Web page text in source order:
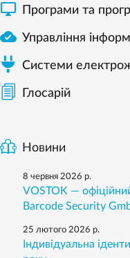
 Програми та
 Управління
Системи
Глосарій
Новини
8 червня 2026 р.
VOSTOK —
Barcode Security
25 лютого 2026 р.
Індивідуальна